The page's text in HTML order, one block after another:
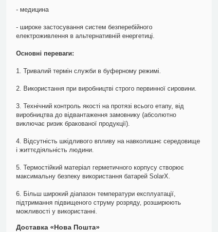
- медицина
- широке застосування систем безперебійного
електроживлення в альтернативній енергетиці.
Основні переваги:
1. Тривалий термін служби в буферному режимі.
2. Використання при виробництві строго первинної сировини.
3. Технічний контроль якості на протязі всього етапу, від
виробництва до відвантаження замовнику (абсолютно
виключає ризик бракованої продукції).
4. Відсутність шкідливого впливу на навколишнє середовище
і життєдіяльність людини.
5. Термостійкий матеріал герметичного корпусу створює
максимальну безпеку використання батарей SolarX.
6. Більш широкий діапазон температури експлуатації,
підтримання підвищеного струму розряду, розширюють
можливості у використанні.
Доставка «Нова Пошта»